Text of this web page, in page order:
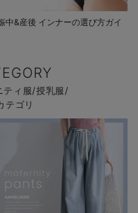
中&産後 インナーの選び方ガイ
ティ服/授乳服/
テゴリ